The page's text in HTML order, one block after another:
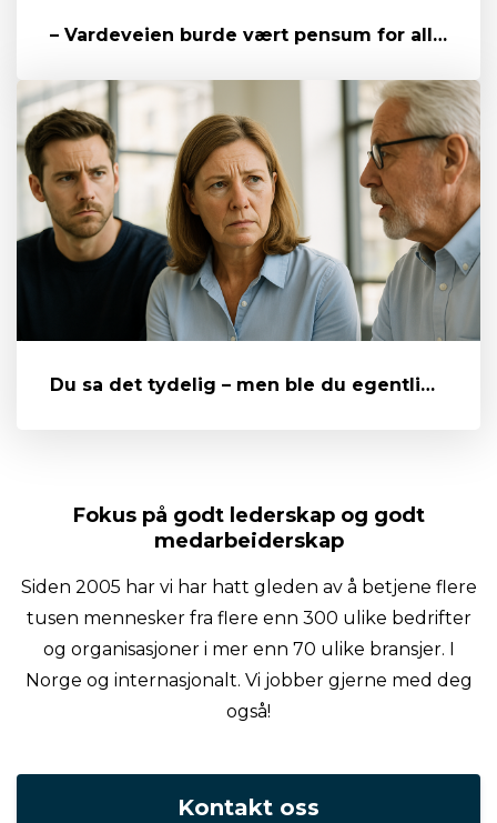
– Vardeveien burde vært pensum for alle ledere
Du sa det tydelig – men ble du egentlig forstått?
Fokus på godt lederskap og godt
medarbeiderskap
Siden 2005 har vi har hatt gleden av å betjene flere
tusen mennesker fra flere enn 300 ulike bedrifter
og organisasjoner i mer enn 70 ulike bransjer. I
Norge og internasjonalt. Vi jobber gjerne med deg
også!
Kontakt oss